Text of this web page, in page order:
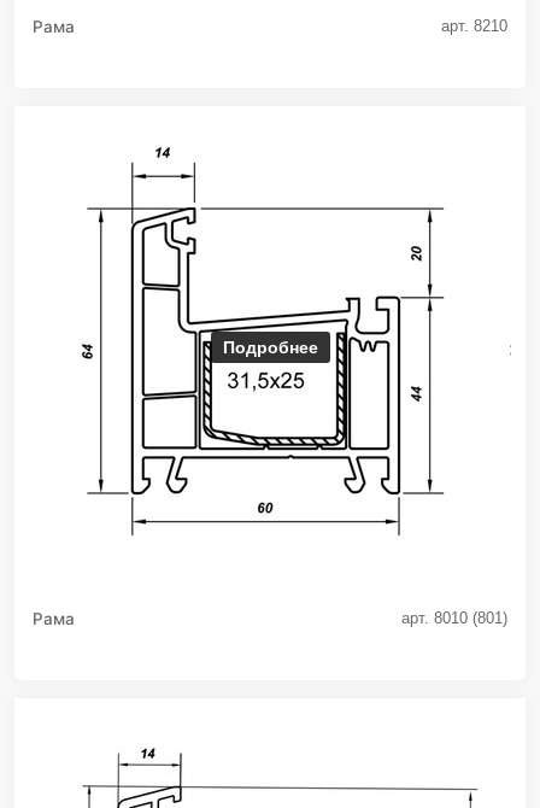
Рама арт. 8210
Подробнее
Рама арт. 8010 (801)